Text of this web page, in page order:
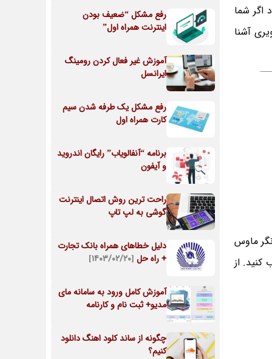
اگر شما
آشنا
ماوس
کنید. از
رفع مشکل “ضعیف بودن
اینترنت همراه اول”
آموزش غیر فعال کردن رومینگ
ایرانسل
رفع مشکل یک طرفه شدن سیم
کارت همراه اول
برنامه “آنفالویاب” رایگان اندروید
و آیفون
راحت ترین روش اتصال اینترنت
گوشی به لپ تاپ
دلیل خطاهای همراه بانک تجارت
+ راه حل [۱۴۰۳/۰۲/۲۰]
آموزش کامل ورود به سامانه مای
مدیو+ ثبت نام و کارنامه
چگونه از ساند کلود اهنگ دانلود
کنیم؟